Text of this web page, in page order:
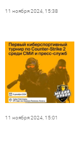
11 ноября 2024, 15:38
11 ноября 2024, 15:01